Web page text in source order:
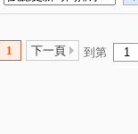
1 下一頁 到第